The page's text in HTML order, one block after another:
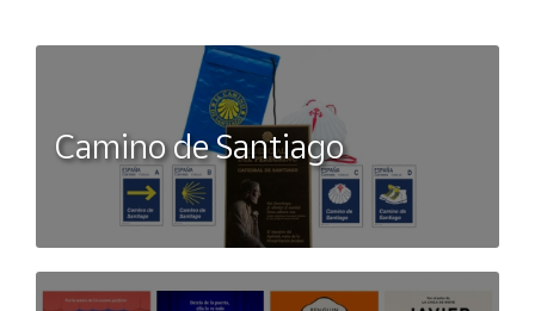
Camino de Santiago